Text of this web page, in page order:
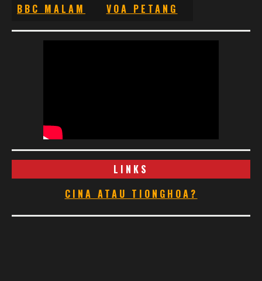
BBC MALAM
VOA PETANG
LINKS
CINA ATAU TIONGHOA?